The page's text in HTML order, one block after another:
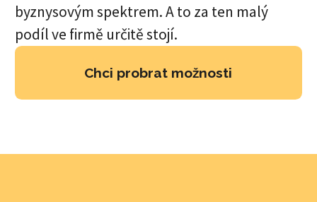
byznysovým spektrem. A to za ten malý
podíl ve firmě určitě stojí.
Chci probrat možnosti